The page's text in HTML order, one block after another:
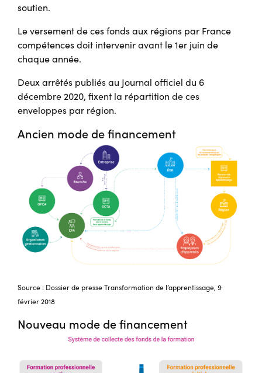
soutien.
Le versement de ces fonds aux régions par France
compétences doit intervenir avant le 1er juin de
chaque année.
Deux arrêtés publiés au Journal officiel du 6
décembre 2020, fixent la répartition de ces
enveloppes par région.
Ancien mode de financement
Source : Dossier de presse Transformation de l’apprentissage, 9
février 2018
Nouveau mode de financement